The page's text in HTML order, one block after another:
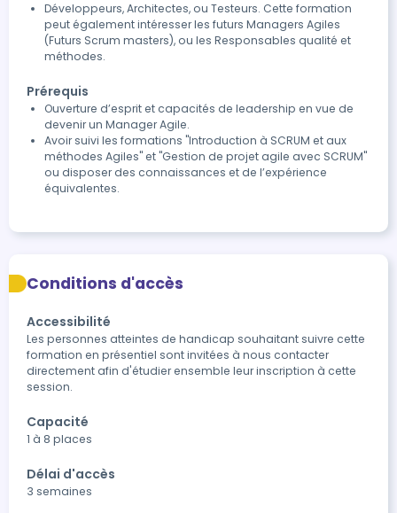
Développeurs, Architectes, ou Testeurs. Cette formation
peut également intéresser les futurs Managers Agiles
(Futurs Scrum masters), ou les Responsables qualité et
méthodes.
Prérequis
Ouverture d’esprit et capacités de leadership en vue de
devenir un Manager Agile.
Avoir suivi les formations "Introduction à SCRUM et aux
méthodes Agiles" et "Gestion de projet agile avec SCRUM"
ou disposer des connaissances et de l’expérience
équivalentes.
Conditions d'accès
Accessibilité
Les personnes atteintes de handicap souhaitant suivre cette
formation en présentiel sont invitées à nous contacter
directement afin d'étudier ensemble leur inscription à cette
session.
Capacité
1 à 8 places
Délai d'accès
3 semaines